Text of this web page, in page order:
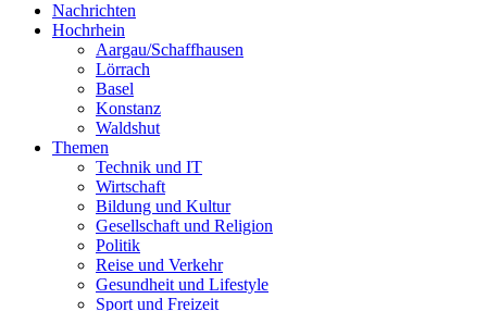
Nachrichten
Hochrhein
Aargau/Schaffhausen
Lörrach
Basel
Konstanz
Waldshut
Themen
Technik und IT
Wirtschaft
Bildung und Kultur
Gesellschaft und Religion
Politik
Reise und Verkehr
Gesundheit und Lifestyle
Sport und Freizeit